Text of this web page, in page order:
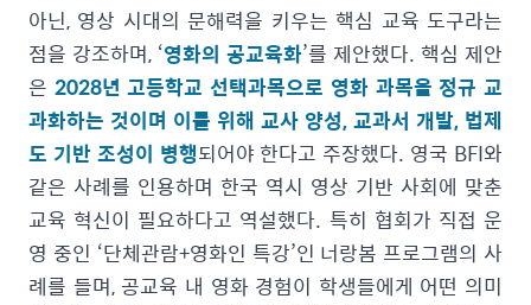
아닌, 영상 시대의 문해력을 키우는 핵심 교육 도구라는
점을 강조하며, ‘영화의 공교육화’를 제안했다. 핵심 제안
은 2028년 고등학교 선택과목으로 영화 과목을 정규 교
과화하는 것이며 이를 위해 교사 양성, 교과서 개발, 법제
도 기반 조성이 병행되어야 한다고 주장했다. 영국 BFI와
같은 사례를 인용하며 한국 역시 영상 기반 사회에 맞춘
교육 혁신이 필요하다고 역설했다. 특히 협회가 직접 운
영 중인 ‘단체관람+영화인 특강’인 너랑봄 프로그램의 사
례를 들며, 공교육 내 영화 경험이 학생들에게 어떤 의미